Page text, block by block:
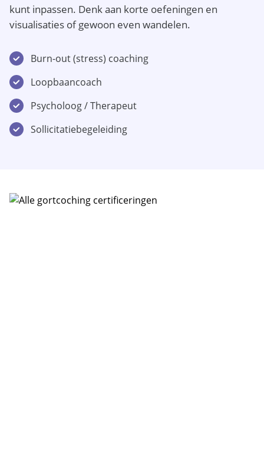
kunt inpassen. Denk aan korte oefeningen en
visualisaties of gewoon even wandelen.
Burn-out (stress) coaching
Loopbaancoach
Psycholoog / Therapeut
Sollicitatiebegeleiding